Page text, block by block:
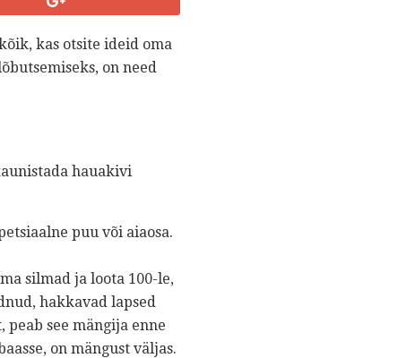
kas otsite ideid oma
on need
hauakivi
puu või aiaosa.
silmad ja loota 100-le,
hakkavad lapsed
see mängija enne
on mängust väljas.